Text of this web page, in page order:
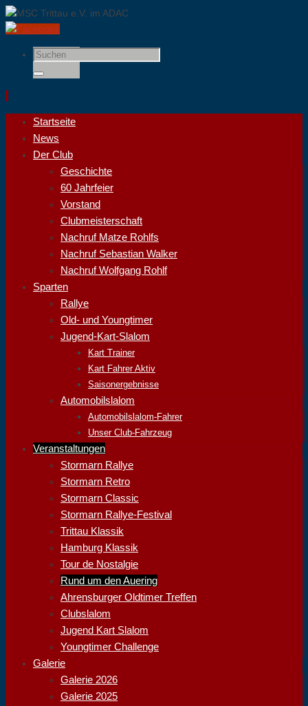
Suchen
nach:
Suchen
Zum
Inhalt
springen
Startseite
News
Der Club
Geschichte
60 Jahrfeier
Vorstand
Clubmeisterschaft
Nachruf Matze Rohlfs
Nachruf Sebastian Walker
Nachruf Wolfgang Rohlf
Sparten
Rallye
Old- und Youngtimer
Jugend-Kart-Slalom
Kart Trainer
Kart Fahrer Aktiv
Saisonergebnisse
Automobilslalom
Automobilslalom-Fahrer
Unser Club-Fahrzeug
Veranstaltungen
Stormarn Rallye
Stormarn Retro
Stormarn Classic
Stormarn Rallye-Festival
Trittau Klassik
Hamburg Klassik
Tour de Nostalgie
Rund um den Auering
Ahrensburger Oldtimer Treffen
Clubslalom
Jugend Kart Slalom
Youngtimer Challenge
Galerie
Galerie 2026
Galerie 2025